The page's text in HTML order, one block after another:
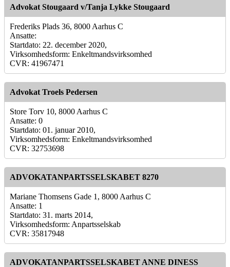
Advokat Stougaard v/Tanja Lykke Stougaard
Frederiks Plads 36, 8000 Aarhus C
Ansatte:
Startdato: 22. december 2020,
Virksomhedsform: Enkeltmandsvirksomhed
CVR: 41967471
Advokat Troels Pedersen
Store Torv 10, 8000 Aarhus C
Ansatte: 0
Startdato: 01. januar 2010,
Virksomhedsform: Enkeltmandsvirksomhed
CVR: 32753698
ADVOKATANPARTSSELSKABET 8270
Mariane Thomsens Gade 1, 8000 Aarhus C
Ansatte: 1
Startdato: 31. marts 2014,
Virksomhedsform: Anpartsselskab
CVR: 35817948
ADVOKATANPARTSSELSKABET ANNE DINESS